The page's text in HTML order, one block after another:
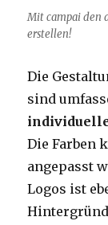
Mit campai den
erstellen!
Die
sind
Die Farben
angepasst
Logos ist